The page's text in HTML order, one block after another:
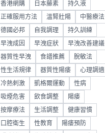
香港網購 日本藤素 持久液
正確服用方法 溫腎壯陽 中醫療法
德國必邦 自我調理 持久訓練
早洩成因 早洩症狀 早洩改善建議
器質性早洩 食譜推薦 脫敏法
性生活規律 器質性陽痿 心理調適
冷熱刺激 凱格爾運動 性病
吸煙危害 飲食調整 陽痿
按摩療法 生活調整 健康習慣
口腔衛生 性教育 陽痿預防